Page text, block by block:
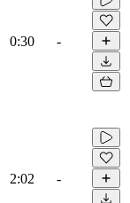
0:30 -
2:02 -